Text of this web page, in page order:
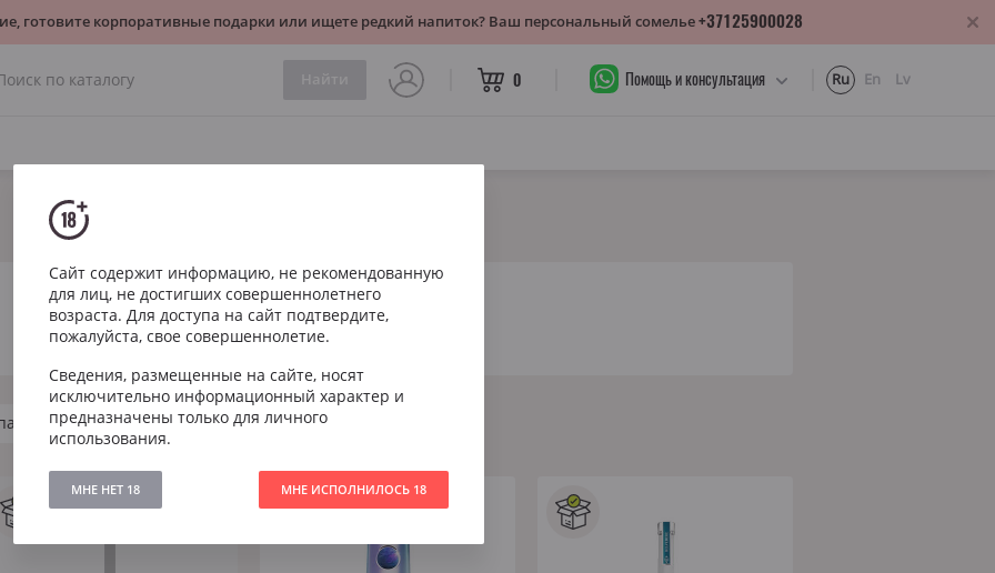
0 Помощь и консультация Ru En Lv
Сайт содержит информацию, не рекомендованную
для лиц, не достигших совершеннолетнего
возраста. Для доступа на сайт подтвердите,
пожалуйста, свое совершеннолетие.
Сведения, размещенные на сайте, носят
исключительно информационный характер и
предназначены только для личного
использования.
МНЕ НЕТ 18 МНЕ ИСПОЛНИЛОСЬ 18
готовите корпоративные подарки или ищете редкий напиток? Ваш персональный сомелье+37125900028